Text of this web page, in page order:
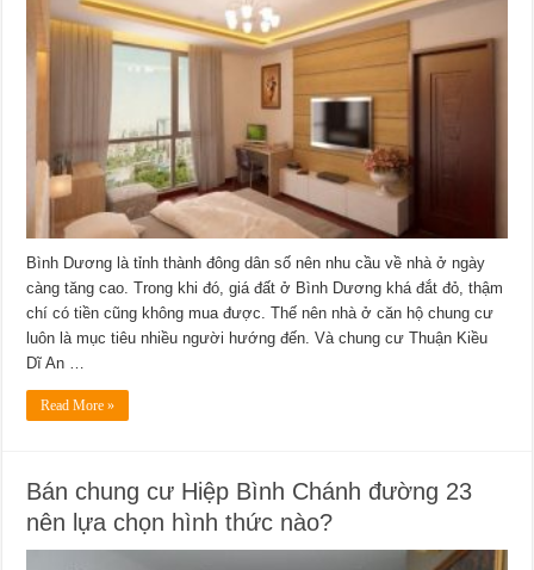
Bình Dương là tỉnh thành đông dân số nên nhu cầu về nhà ở ngày
càng tăng cao. Trong khi đó, giá đất ở Bình Dương khá đắt đỏ, thậm
chí có tiền cũng không mua được. Thế nên nhà ở căn hộ chung cư
luôn là mục tiêu nhiều người hướng đến. Và chung cư Thuận Kiều
Dĩ An …
Read More »
Bán chung cư Hiệp Bình Chánh đường 23
nên lựa chọn hình thức nào?